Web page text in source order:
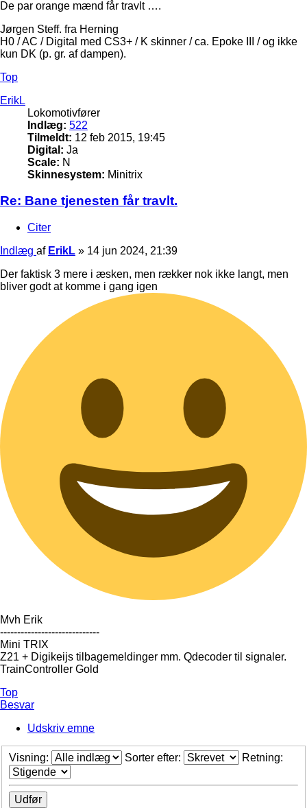
De par orange mænd får travlt ….
Jørgen Steff. fra Herning
H0 / AC / Digital med CS3+ / K skinner / ca. Epoke III / og ikke
kun DK (p. gr. af dampen).
Top
ErikL
Lokomotivfører
Indlæg: 522
Tilmeldt: 12 feb 2015, 19:45
Digital: Ja
Scale: N
Skinnesystem: Minitrix
Re: Bane tjenesten får travlt.
Citer
Indlæg af ErikL » 14 jun 2024, 21:39
Der faktisk 3 mere i æsken, men rækker nok ikke langt, men
bliver godt at komme i gang igen
Mvh Erik
-----------------------------
Mini TRIX
Z21 + Digikeijs tilbagemeldinger mm. Qdecoder til signaler.
TrainController Gold
Top
Besvar
Udskriv emne
Visning: Sorter efter: Retning: